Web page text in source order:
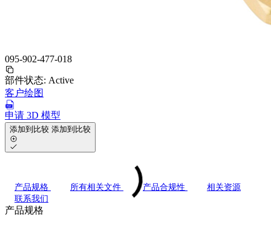
095-902-477-018
部件状态: Active
客户绘图
申请 3D 模型
添加到比较 添加到比较
产品规格 所有相关文件 产品合规性
相关资源
联系我们
产品规格